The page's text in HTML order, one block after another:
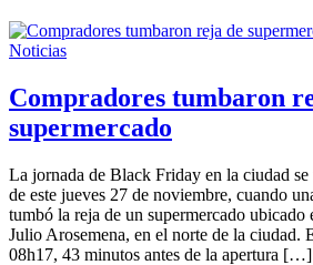
Noticias
Compradores tumbaron
supermercado
La jornada de Black Friday en la ciudad se
de este jueves 27 de noviembre, cuando
tumbó la reja de un supermercado ubicado
Julio Arosemena, en el norte de la ciudad.
08h17, 43 minutos antes de la apertura […]